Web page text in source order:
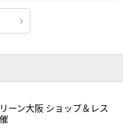
ーン大阪 ショップ＆レス